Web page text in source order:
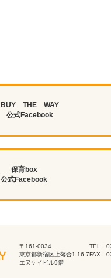
BUY THE WAY
公式Facebook
保育box
公式Facebook
〒161-0034
東京都新宿区上落合1-16-7
エヌケイビル9階
TEL
FAX